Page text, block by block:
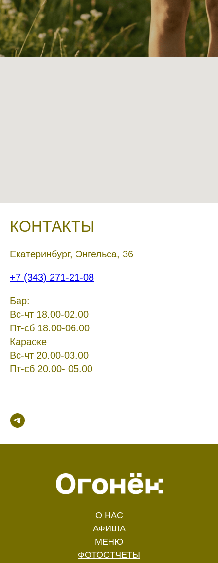
КОНТАКТЫ
Екатеринбург, Энгельса, 36
+7 (343) 271-21-08
Бар:
Вс-чт 18.00-02.00
Пт-сб 18.00-06.00
Караоке
Вс-чт 20.00-03.00
Пт-сб 20.00- 05.00
О НАС
АФИША
МЕНЮ
ФОТООТЧЕТЫ